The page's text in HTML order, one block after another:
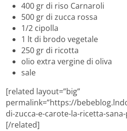
400 gr di riso Carnaroli
500 gr di zucca rossa
1/2 cipolla
1 lt di brodo vegetale
250 gr di ricotta
olio extra vergine di oliva
sale
[related layout=”big”
permalink=”https://
di-zucca-e-carote-la-ricetta-
[/related]